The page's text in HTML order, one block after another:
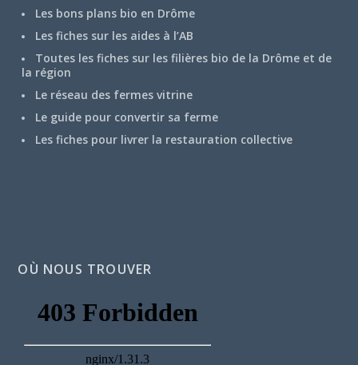
Les bons plans bio en Drôme
Les fiches sur les aides à l’AB
Toutes les fiches sur les filières bio de la Drôme et de
la région
Le réseau des fermes vitrine
Le guide pour convertir sa ferme
Les fiches pour livrer la restauration collective
OÙ NOUS TROUVER